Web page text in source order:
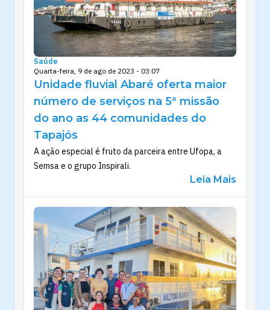
Saúde
Quarta-feira, 9 de ago de 2023 - 03:07
Unidade fluvial Abaré oferta maior
número de serviços na 5ª missão
do ano as 44 comunidades do
Tapajós
A ação especial é fruto da parceira entre Ufopa, a
Semsa e o grupo Inspirali.
Leia Mais